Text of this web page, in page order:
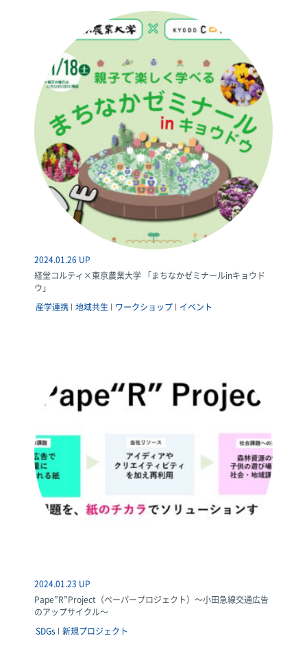
2024.01.26 UP
経堂コルティ×東京農業大学 「まちなかゼミナールinキョウド
ウ」
産学連携 地域共生 ワークショップ イベント
2024.01.23 UP
Pape”R”Project（ペーパープロジェクト）～小田急線交通広告
のアップサイクル～
SDGs
新規プロジェクト